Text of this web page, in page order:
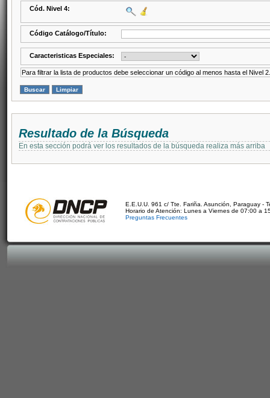
Cód. Nivel 4:
Código Catálogo/Título:
Caracteristicas Especiales:
Para filtrar la lista de productos debe seleccionar un código al menos hasta el Nivel 2.
Resultado de la Búsqueda
En esta sección podrá ver los resultados de la búsqueda realiza más arriba
E.E.U.U. 961 c/ Tte. Fariña. Asunción, Paraguay -
Horario de Atención: Lunes a Viernes de 07:00 a
Preguntas Frecuentes